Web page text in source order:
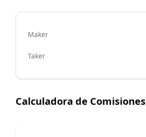
Maker
Taker
Calculadora de Comisiones